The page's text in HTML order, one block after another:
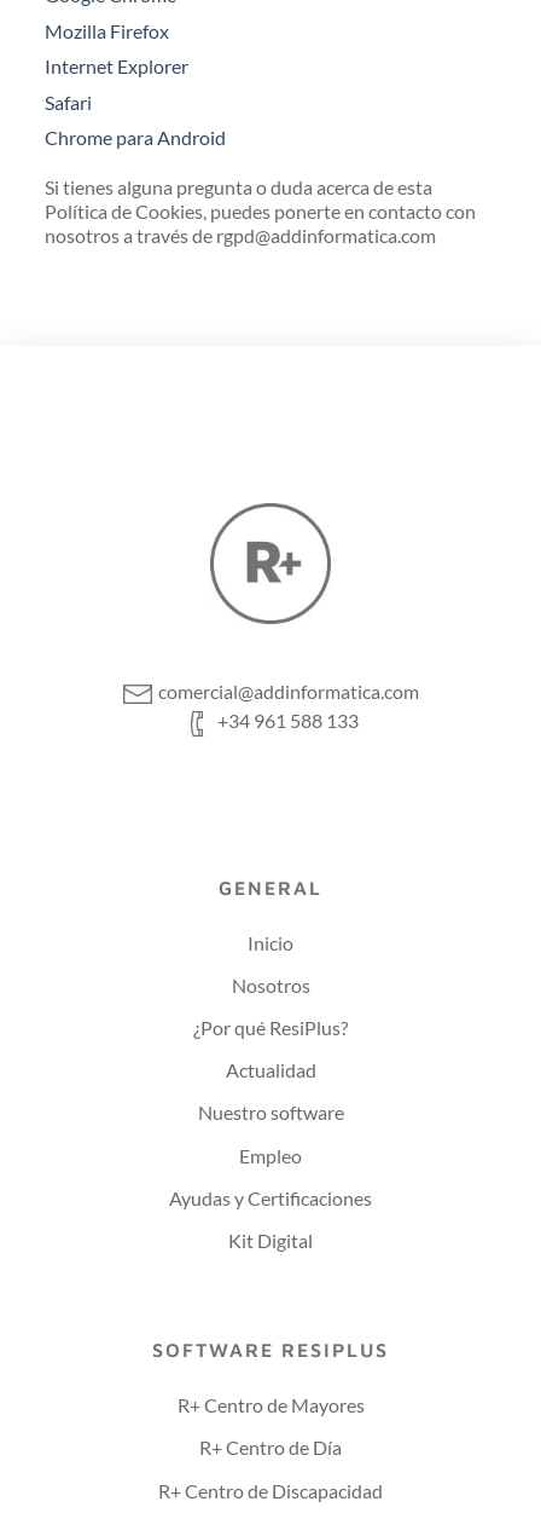
Mozilla Firefox
Internet Explorer
Safari
Chrome para Android
Si tienes alguna pregunta o duda acerca de esta
Política de Cookies, puedes ponerte en contacto con
nosotros a través de rgpd@addinformatica.com
comercial@addinformatica.com
+34 961 588 133
GENERAL
Inicio
Nosotros
¿Por qué ResiPlus?
Actualidad
Nuestro software
Empleo
Ayudas y Certificaciones
Kit Digital
SOFTWARE RESIPLUS
R+ Centro de Mayores
R+ Centro de Día
R+ Centro de Discapacidad